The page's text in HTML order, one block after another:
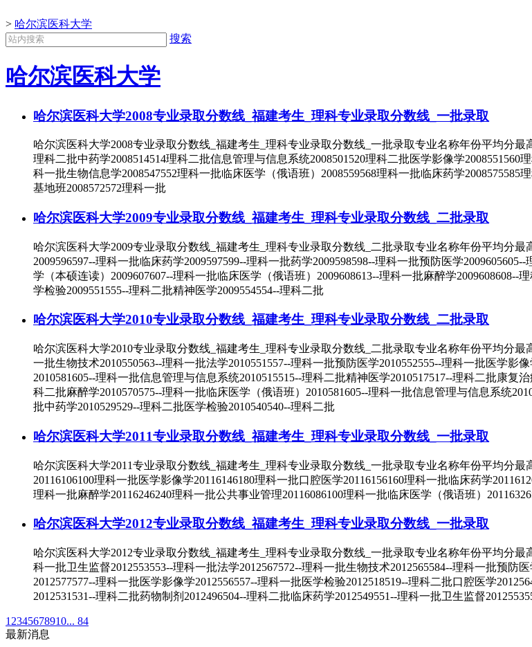
> 哈尔滨医科大学
搜索
哈尔滨医科大学
哈尔滨医科大学2008专业录取分数线_福建考生_理科专业录取分数线_一批录取
哈尔滨医科大学2008专业录取分数线_福建考生_理科专业录取分数线_一批录取专业名称年份平均分
理科二批中药学2008514514理科二批信息管理与信息系统2008501520理科二批医学影像学2008551560
科一批生物信息学2008547552理科一批临床医学（俄语班）2008559568理科一批临床药学
基地班2008572572理科一批
哈尔滨医科大学2009专业录取分数线_福建考生_理科专业录取分数线_二批录取
哈尔滨医科大学2009专业录取分数线_福建考生_理科专业录取分数线_二批录取专业名称年份平均分
2009596597--理科一批临床药学2009597599--理科一批药学2009598598--理科一批预防医学
学（本硕连读）2009607607--理科一批临床医学（俄语班）2009608613--理科一批麻醉学2009608608--
学检验2009551555--理科二批精神医学2009554554--理科二批
哈尔滨医科大学2010专业录取分数线_福建考生_理科专业录取分数线_二批录取
哈尔滨医科大学2010专业录取分数线_福建考生_理科专业录取分数线_二批录取专业名称年份平均分
一批生物技术2010550563--理科一批法学2010551557--理科一批预防医学2010552555--理科一批医学影
2010581605--理科一批信息管理与信息系统2010515515--理科二批精神医学2010517517--理科二批康复
科二批麻醉学2010570575--理科一批临床医学（俄语班）2010581605--理科一批信息管理与信息系统
批中药学2010529529--理科二批医学检验2010540540--理科二批
哈尔滨医科大学2011专业录取分数线_福建考生_理科专业录取分数线_一批录取
哈尔滨医科大学2011专业录取分数线_福建考生_理科专业录取分数线_一批录取专业名称年份平均分
20116106100理科一批医学影像学20116146180理科一批口腔医学20116156160理科一批临床药学
理科一批麻醉学20116246240理科一批公共事业管理20116086100理科一批临床医学（俄语班）
哈尔滨医科大学2012专业录取分数线_福建考生_理科专业录取分数线_一批录取
哈尔滨医科大学2012专业录取分数线_福建考生_理科专业录取分数线_一批录取专业名称年份平均分最
科一批卫生监督2012553553--理科一批法学2012567572--理科一批生物技术2012565584--理科一批预防
2012577577--理科一批医学影像学2012556557--理科一批医学检验2012518519--理科二批口腔医学
2012531531--理科二批药物制剂2012496504--理科二批临床药学2012549551--理科一批卫生监督
1 2345678910... 84
最新消息